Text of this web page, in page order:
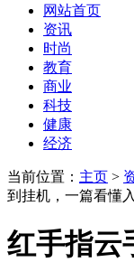
网站首页
资讯
时尚
教育
商业
科技
健康
经济
当前位置： 主页 >
到挂机，一篇看懂
红手指云